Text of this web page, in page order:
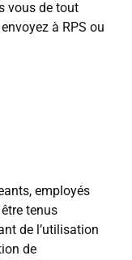
vous de tout
à RPS ou
employés
tenus
de l’utilisation
de